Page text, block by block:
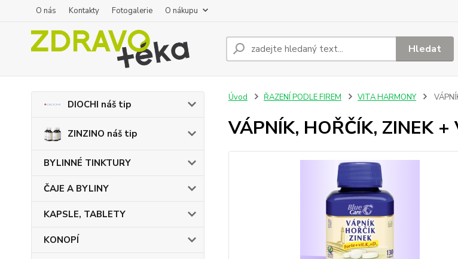
O nás Kontakty Fotogalerie O nákupu
Hledat
DIOCHI náš tip
ZINZINO náš tip
BYLINNÉ TINKTURY
ČAJE A BYLINY
KAPSLE, TABLETY
KONOPÍ
Úvod ŘAZENÍ PODLE FIREM VITA HARMONY
VÁPNÍK, HOŘČÍK, ZINEK